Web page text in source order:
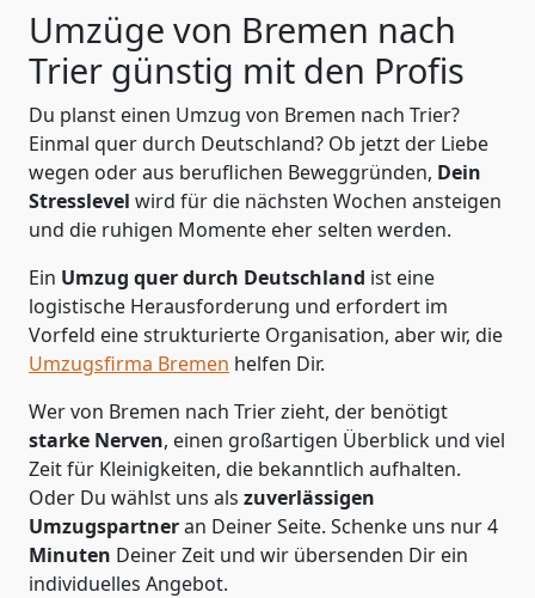
Umzüge von Bremen nach
Trier günstig mit den Profis
Du planst einen Umzug von Bremen nach Trier?
Einmal quer durch Deutschland? Ob jetzt der Liebe
wegen oder aus beruflichen Beweggründen, Dein
Stresslevel wird für die nächsten Wochen ansteigen
und die ruhigen Momente eher selten werden.
Ein Umzug quer durch Deutschland ist eine
logistische Herausforderung und erfordert im
Vorfeld eine strukturierte Organisation, aber wir, die
Umzugsfirma Bremen helfen Dir.
Wer von Bremen nach Trier zieht, der benötigt
starke Nerven, einen großartigen Überblick und viel
Zeit für Kleinigkeiten, die bekanntlich aufhalten.
Oder Du wählst uns als zuverlässigen
Umzugspartneran Deiner Seite. Schenke uns nur4
Minuten Deiner Zeit und wir übersenden Dir ein
individuelles Angebot.